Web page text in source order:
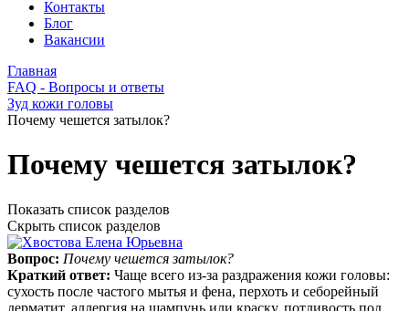
Контакты
Блог
Вакансии
Главная
FAQ - Вопросы и ответы
Зуд кожи головы
Почему чешется затылок?
Почему чешется затылок?
Показать список разделов
Скрыть список разделов
Вопрос: Почему чешется затылок?
Краткий ответ: Чаще всего из‑за раздражения кожи головы:
сухость после частого мытья и фена, перхоть и себорейный
дерматит, аллергия на шампунь или краску, потливость под